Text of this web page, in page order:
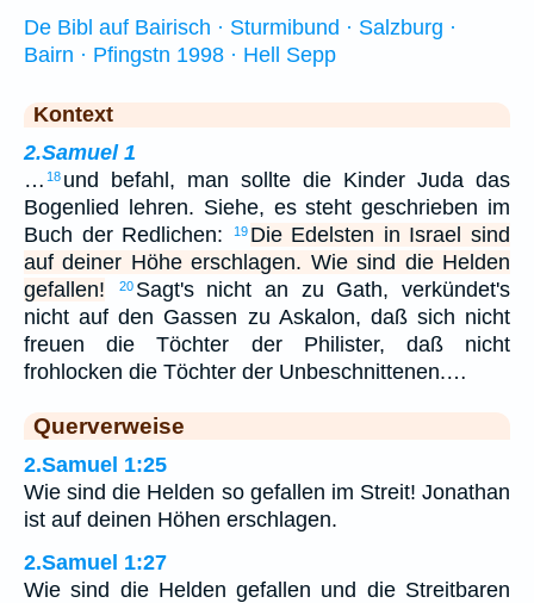
De Bibl auf Bairisch · Sturmibund · Salzburg ·
Bairn · Pfingstn 1998 · Hell Sepp
Kontext
2.Samuel 1
… 18 und befahl, man sollte die Kinder Juda das
Bogenlied lehren. Siehe, es steht geschrieben im
Buch der Redlichen:
19 Die Edelsten in Israel sind
auf deiner Höhe erschlagen. Wie sind die Helden
gefallen!
20 Sagt's nicht an zu Gath, verkündet's
nicht auf den Gassen zu Askalon, daß sich nicht
freuen die Töchter der Philister, daß nicht
frohlocken die Töchter der Unbeschnittenen.…
Querverweise
2.Samuel 1:25
Wie sind die Helden so gefallen im Streit! Jonathan
ist auf deinen Höhen erschlagen.
2.Samuel 1:27
Wie sind die Helden gefallen und die Streitbaren